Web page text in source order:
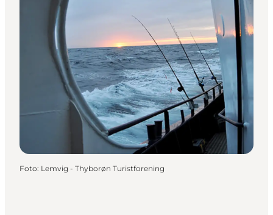
Foto: Lemvig - Thyborøn Turistforening